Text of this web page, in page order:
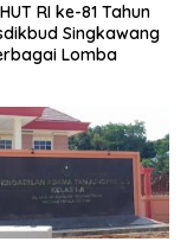
RI ke-81 Tahun
Singkawang
Lomba